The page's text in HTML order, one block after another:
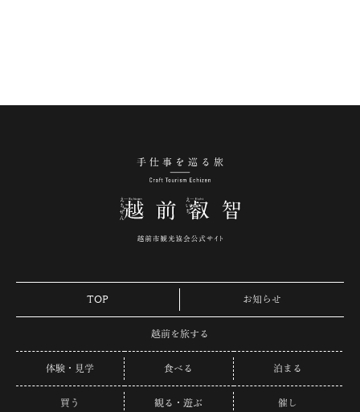
TOP お知らせ
越前を旅する
体験・見学 食べる 泊まる
買う 観る・遊ぶ 催し